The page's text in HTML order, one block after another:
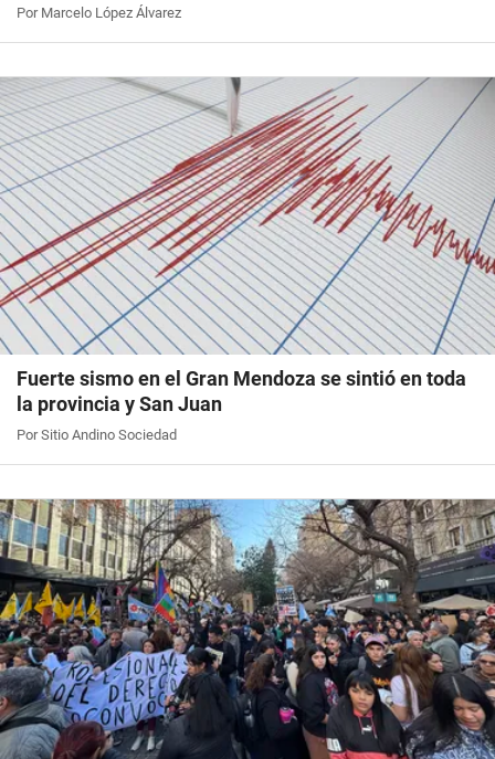
Por Marcelo López Álvarez
Fuerte sismo en el Gran Mendoza se sintió en toda
la provincia y San Juan
Por Sitio Andino Sociedad